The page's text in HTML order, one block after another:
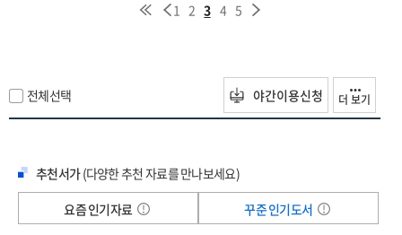
1 2 3 4 5
전체선택 야간이용신청 더 보기
추천서가(다양한 추천 자료를 만나보세요)
요즘 인기자료
꾸준 인기도서